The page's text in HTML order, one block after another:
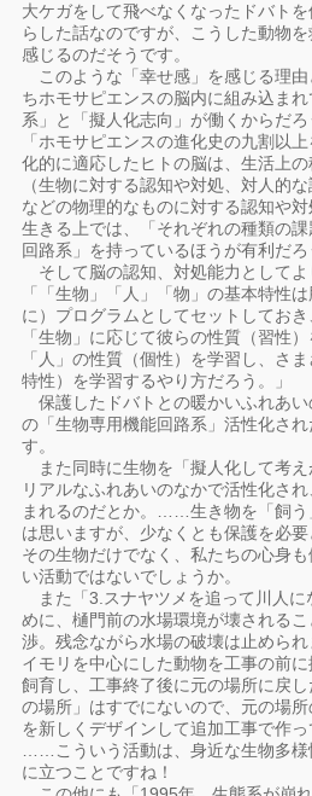
大ケガをして飛べなくなったドバト
らした話なのですが、こうした動物
感じるのだそうです。
このような「幸せ感」を感じる理由
ちホモサピエンスの脳内に組み込ま
系」と「擬人化志向」が働くからだろ
「ホモサピエンスの進化史の九割以
化的に適応したヒトの脳は、生活上
（生物に対する認知や対処、対人的
などの物理的なものに対する認知や
生きる上では、「それぞれの種類の
回路系」を持っているほうが有利だろ
そして脳の認知、対処能力としてよ
「「生物」「人」「物」の基本特性
に）プログラムとしてセットしてお
「生物」に応じて彼らの性質（習性
「人」の性質（個性）を学習し、さ
特性）を学習するやり方だろう。」
保護したドバトとの暖かいふれあ
の「生物専用機能回路系」活性化さ
す。
また同時に生物を「擬人化して考
リアルなふれあいのなかで活性化さ
まれるのだとか。……生き物を「飼う
は思いますが、少なくとも保護を必要
その生物だけでなく、私たちの心身
い活動ではないでしょうか。
また「3.スナヤツメを追って川人に
めに、樋門前の水場環境が壊される
渉。残念ながら水場の破壊は止めら
イモリを中心にした動物を工事の前
飼育し、工事終了後に元の場所に戻
の場所」はすでにないので、元の場
を新しくデザインして追加工事で作っ
……こういう活動は、身近な生物多
に立つことですね！